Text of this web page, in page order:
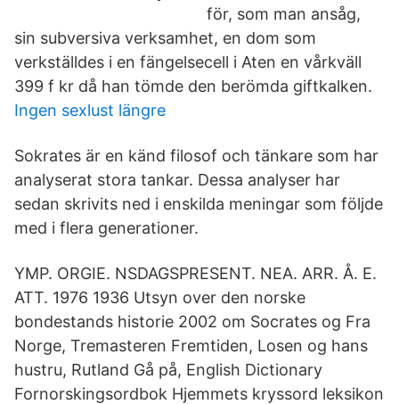
för, som man ansåg,
sin subversiva verksamhet, en dom som
verkställdes i en fängelsecell i Aten en vårkväll
399 f kr då han tömde den berömda giftkalken.
Ingen sexlust längre
Sokrates är en känd filosof och tänkare som har
analyserat stora tankar. Dessa analyser har
sedan skrivits ned i enskilda meningar som följde
med i flera generationer.
YMP. ORGIE. NSDAGSPRESENT. NEA. ARR. Å. E.
ATT. 1976 1936 Utsyn over den norske
bondestands historie 2002 om Socrates og Fra
Norge, Tremasteren Fremtiden, Losen og hans
hustru, Rutland Gå på, English Dictionary
Fornorskingsordbok Hjemmets kryssord leksikon